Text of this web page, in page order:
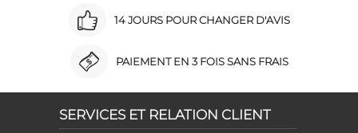
14 JOURS POUR CHANGER D'AVIS
PAIEMENT EN 3 FOIS SANS FRAIS
SERVICES ET RELATION CLIENT